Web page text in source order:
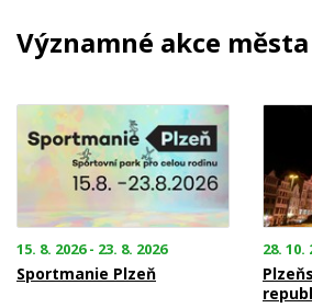
Významné akce
15. 8. 2026 - 23. 8. 2026
Sportmanie Plzeň
28. 10.